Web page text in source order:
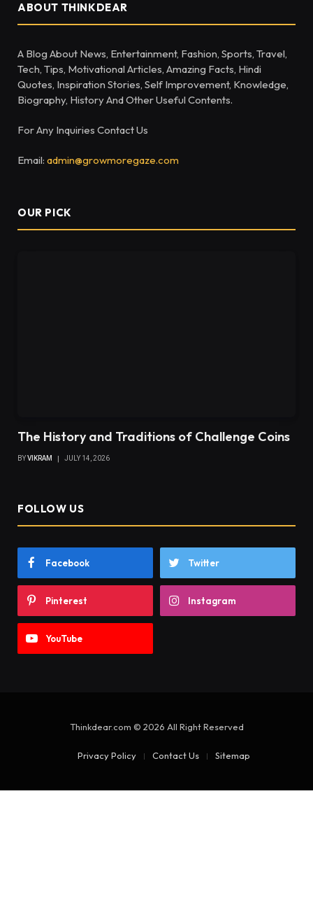
ABOUT THINKDEAR
A Blog About News, Entertainment, Fashion, Sports, Travel,
Tech, Tips, Motivational Articles, Amazing Facts, Hindi
Quotes, Inspiration Stories, Self Improvement, Knowledge,
Biography, History And Other Useful Contents.
For Any Inquiries Contact Us
Email: admin@growmoregaze.com
OUR PICK
The History and Traditions of Challenge Coins
BYVIKRAM JULY 14, 2026
FOLLOW US
Facebook Twitter
Pinterest Instagram
YouTube
Thinkdear.com © 2026 All Right Reserved
Privacy Policy Contact Us Sitemap